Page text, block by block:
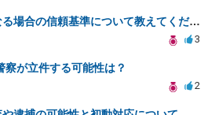
弁護士の意見が異なる場合の信頼基準について教えてください
3
察が立件する可能性は？
2